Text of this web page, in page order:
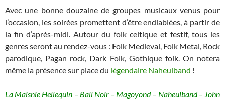
Avec une bonne douzaine de groupes musicaux venus pour
l’occasion, les soirées promettent d’être endiablées, à partir de
la fin d’après-midi. Autour du folk celtique et festif, tous les
genres seront au rendez-vous : Folk Medieval, Folk Metal, Rock
parodique, Pagan rock, Dark Folk, Gothique folk. On notera
même la présence sur place du légendaire Naheulband !
La Maisnie Hellequin – Ball Noir – Magoyond – Naheulband – John